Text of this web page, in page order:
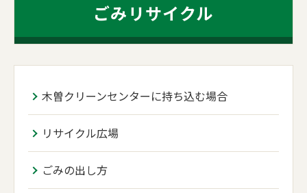
ごみリサイクル
木曽クリーンセンターに持ち込む場合
リサイクル広場
ごみの出し方